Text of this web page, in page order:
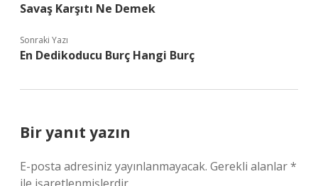
Savaş Karşıtı Ne Demek
Sonraki Yazı
En Dedikoducu Burç Hangi Burç
Bir yanıt yazın
E-posta adresiniz yayınlanmayacak. Gerekli alanlar*